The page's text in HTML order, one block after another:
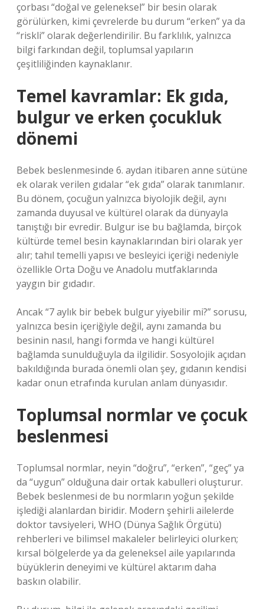
çorbası “doğal ve geleneksel” bir besin olarak
görülürken, kimi çevrelerde bu durum “erken” ya da
“riskli” olarak değerlendirilir. Bu farklılık, yalnızca
bilgi farkından değil, toplumsal yapıların
çeşitliliğinden kaynaklanır.
Temel kavramlar: Ek gıda,
bulgur ve erken çocukluk
dönemi
Bebek beslenmesinde 6. aydan itibaren anne sütüne
ek olarak verilen gıdalar “ek gıda” olarak tanımlanır.
Bu dönem, çocuğun yalnızca biyolojik değil, aynı
zamanda duyusal ve kültürel olarak da dünyayla
tanıştığı bir evredir. Bulgur ise bu bağlamda, birçok
kültürde temel besin kaynaklarından biri olarak yer
alır; tahıl temelli yapısı ve besleyici içeriği nedeniyle
özellikle Orta Doğu ve Anadolu mutfaklarında
yaygın bir gıdadır.
Ancak “7 aylık bir bebek bulgur yiyebilir mi?” sorusu,
yalnızca besin içeriğiyle değil, aynı zamanda bu
besinin nasıl, hangi formda ve hangi kültürel
bağlamda sunulduğuyla da ilgilidir. Sosyolojik açıdan
bakıldığında burada önemli olan şey, gıdanın kendisi
kadar onun etrafında kurulan anlam dünyasıdır.
Toplumsal normlar ve çocuk
beslenmesi
Toplumsal normlar, neyin “doğru”, “erken”, “geç” ya
da “uygun” olduğuna dair ortak kabulleri oluşturur.
Bebek beslenmesi de bu normların yoğun şekilde
işlediği alanlardan biridir. Modern şehirli ailelerde
doktor tavsiyeleri, WHO (Dünya Sağlık Örgütü)
rehberleri ve bilimsel makaleler belirleyici olurken;
kırsal bölgelerde ya da geleneksel aile yapılarında
büyüklerin deneyimi ve kültürel aktarım daha
baskın olabilir.